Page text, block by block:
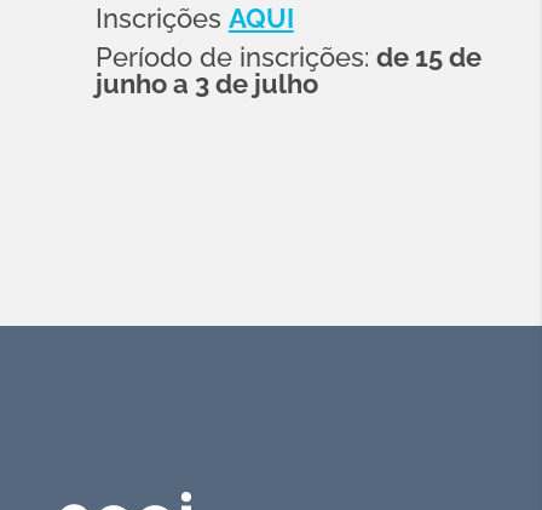
Inscrições AQUI
Período de inscrições: de 15 de
junho a 3 de julho